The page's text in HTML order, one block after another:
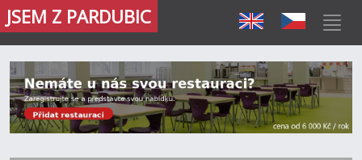
JSEM Z PARDUBIC